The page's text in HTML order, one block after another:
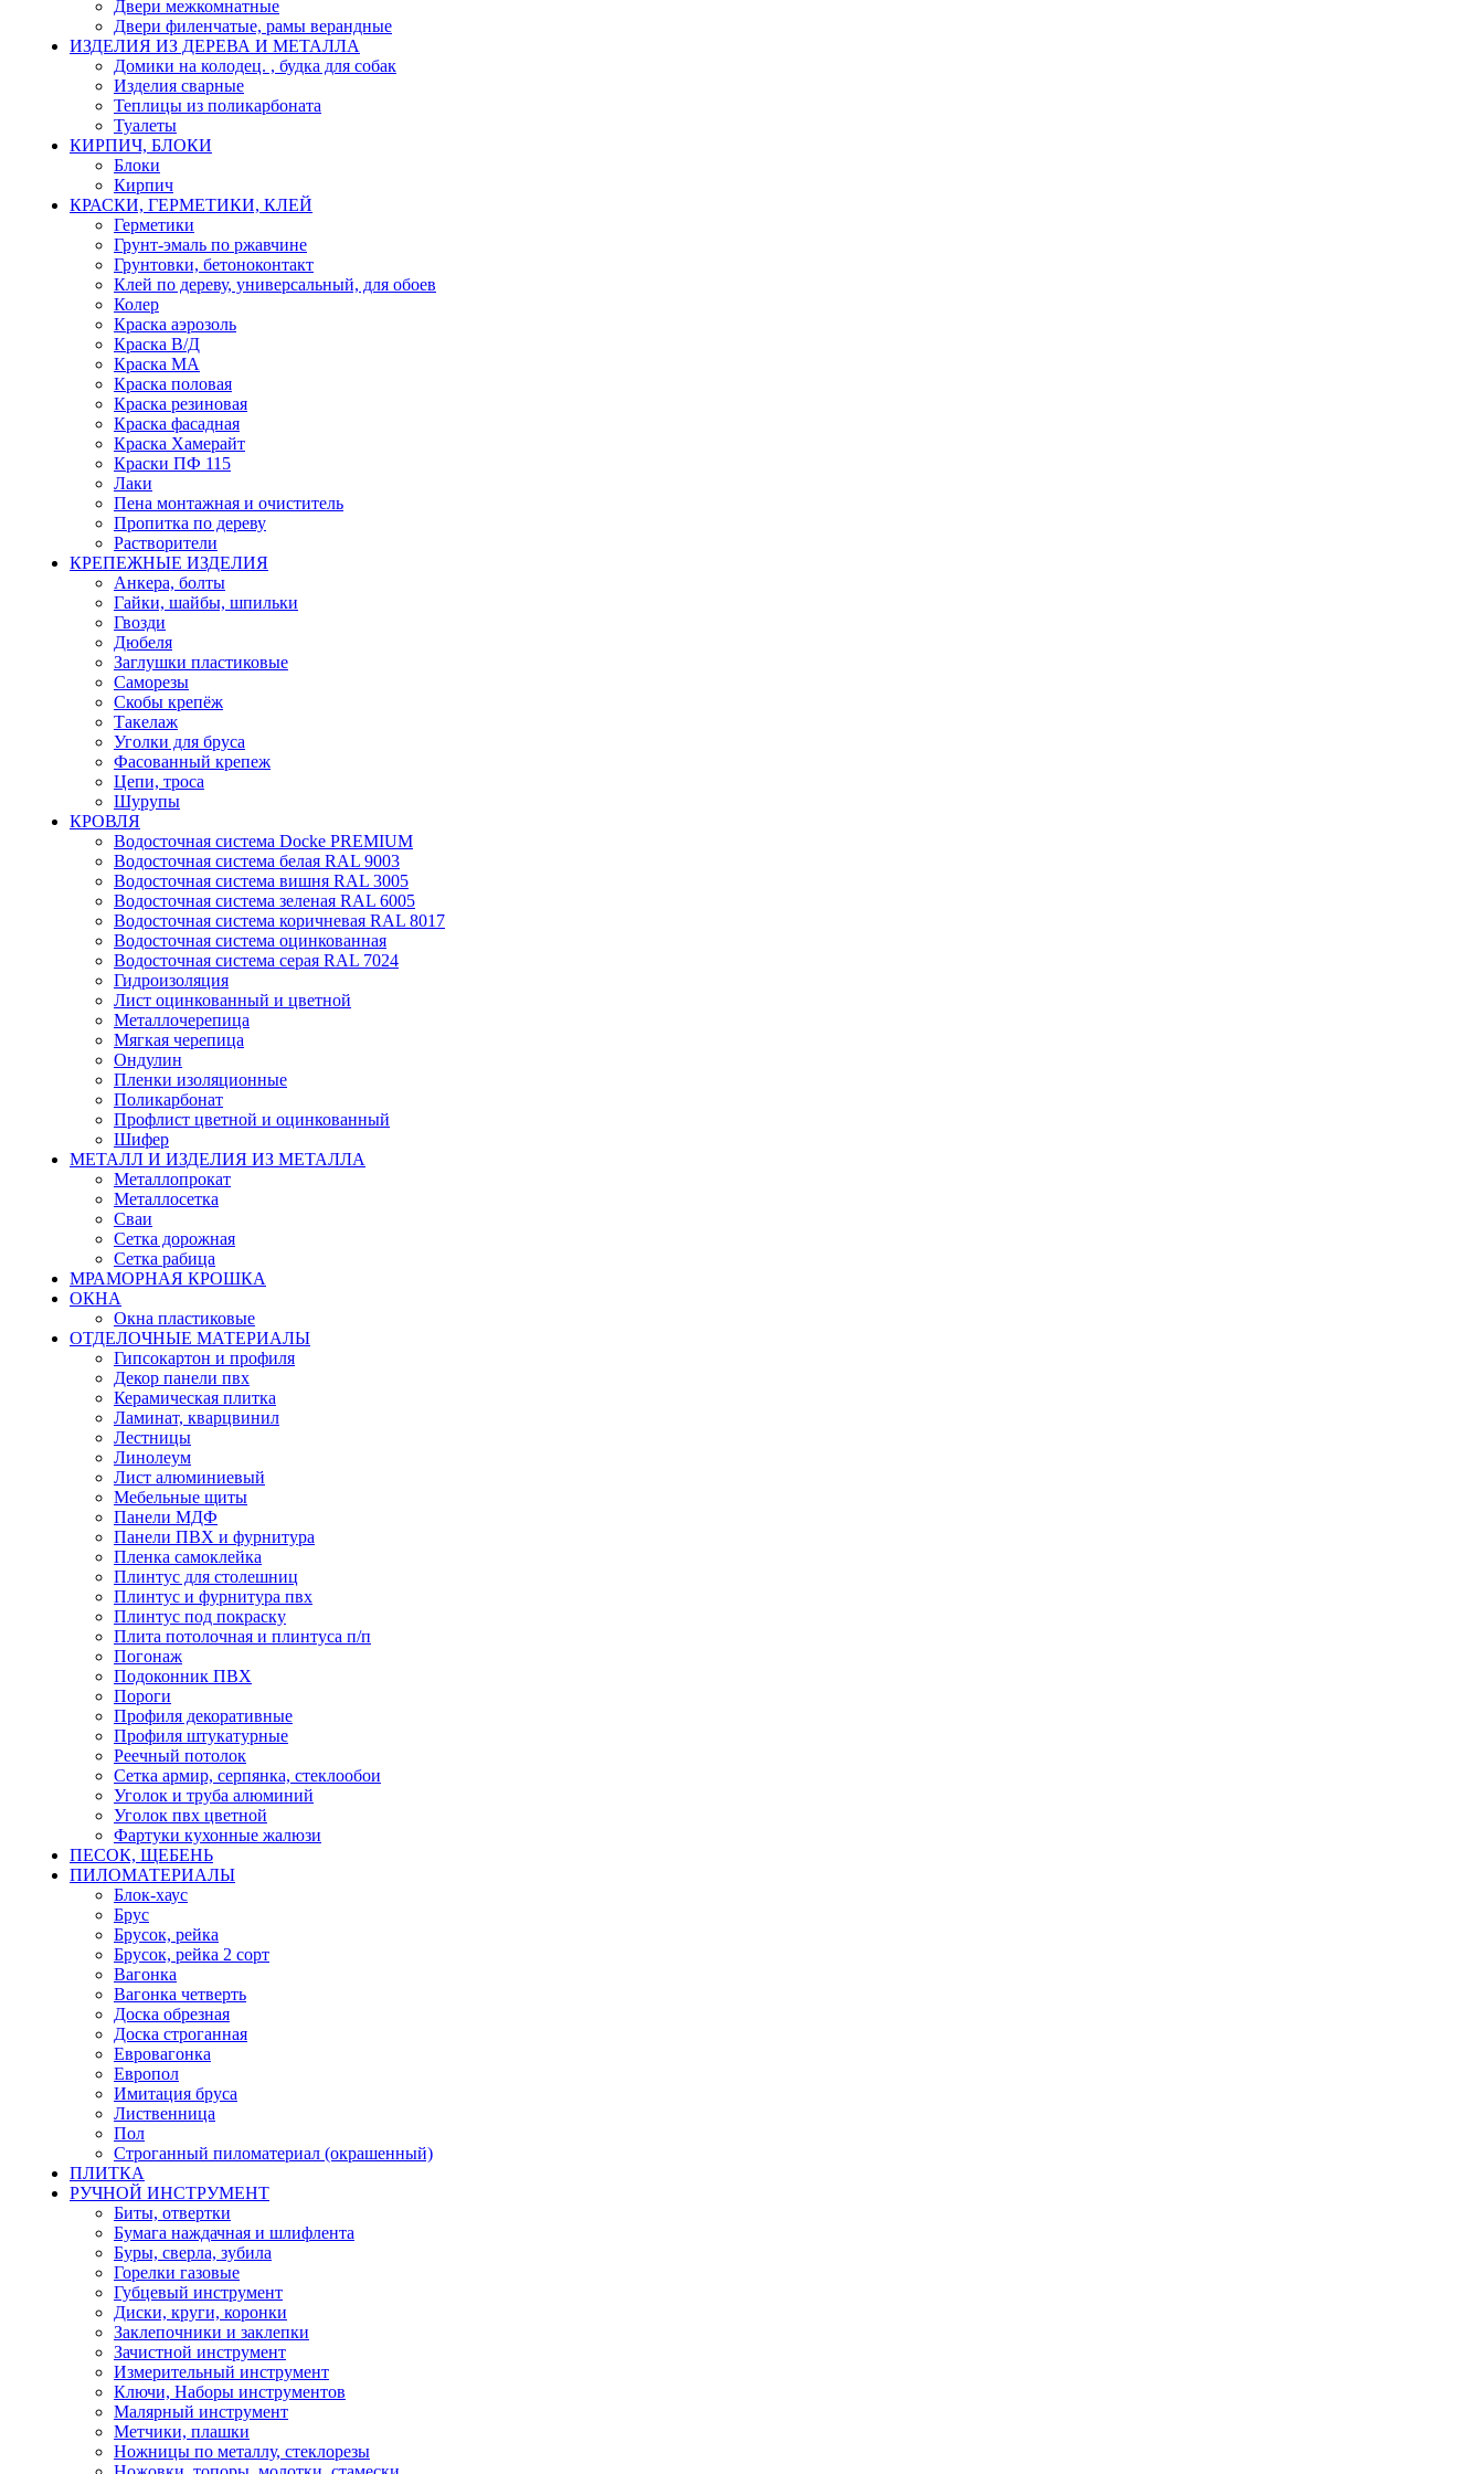
Двери межкомнатные
Двери филенчатые, рамы верандные
ИЗДЕЛИЯ ИЗ ДЕРЕВА И МЕТАЛЛА
Домики на колодец. , будка для собак
Изделия сварные
Теплицы из поликарбоната
Туалеты
КИРПИЧ, БЛОКИ
Блоки
Кирпич
КРАСКИ, ГЕРМЕТИКИ, КЛЕЙ
Герметики
Грунт-эмаль по ржавчине
Грунтовки, бетоноконтакт
Клей по дереву, универсальный, для обоев
Колер
Краска аэрозоль
Краска В/Д
Краска МА
Краска половая
Краска резиновая
Краска фасадная
Краска Хамерайт
Краски ПФ 115
Лаки
Пена монтажная и очиститель
Пропитка по дереву
Растворители
КРЕПЕЖНЫЕ ИЗДЕЛИЯ
Анкера, болты
Гайки, шайбы, шпильки
Гвозди
Дюбеля
Заглушки пластиковые
Саморезы
Скобы крепёж
Такелаж
Уголки для бруса
Фасованный крепеж
Цепи, троса
Шурупы
КРОВЛЯ
Водосточная система Docke PREMIUM
Водосточная система белая RAL 9003
Водосточная система вишня RAL 3005
Водосточная система зеленая RAL 6005
Водосточная система коричневая RAL 8017
Водосточная система оцинкованная
Водосточная система серая RAL 7024
Гидроизоляция
Лист оцинкованный и цветной
Металлочерепица
Мягкая черепица
Ондулин
Пленки изоляционные
Поликарбонат
Профлист цветной и оцинкованный
Шифер
МЕТАЛЛ И ИЗДЕЛИЯ ИЗ МЕТАЛЛА
Металлопрокат
Металлосетка
Сваи
Сетка дорожная
Сетка рабица
МРАМОРНАЯ КРОШКА
ОКНА
Окна пластиковые
ОТДЕЛОЧНЫЕ МАТЕРИАЛЫ
Гипсокартон и профиля
Декор панели пвх
Керамическая плитка
Ламинат, кварцвинил
Лестницы
Линолеум
Лист алюминиевый
Мебельные щиты
Панели МДФ
Панели ПВХ и фурнитура
Пленка самоклейка
Плинтус для столешниц
Плинтус и фурнитура пвх
Плинтус под покраску
Плита потолочная и плинтуса п/п
Погонаж
Подоконник ПВХ
Пороги
Профиля декоративные
Профиля штукатурные
Реечный потолок
Сетка армир, серпянка, стеклообои
Уголок и труба алюминий
Уголок пвх цветной
Фартуки кухонные жалюзи
ПЕСОК, ЩЕБЕНЬ
ПИЛОМАТЕРИАЛЫ
Блок-хаус
Брус
Брусок, рейка
Брусок, рейка 2 сорт
Вагонка
Вагонка четверть
Доска обрезная
Доска строганная
Евровагонка
Европол
Имитация бруса
Лиственница
Пол
Строганный пиломатериал (окрашенный)
ПЛИТКА
РУЧНОЙ ИНСТРУМЕНТ
Биты, отвертки
Бумага наждачная и шлифлента
Буры, сверла, зубила
Горелки газовые
Губцевый инструмент
Диски, круги, коронки
Заклепочники и заклепки
Зачистной инструмент
Измерительный инструмент
Ключи, Наборы инструментов
Малярный инструмент
Метчики, плашки
Ножницы по металлу, стеклорезы